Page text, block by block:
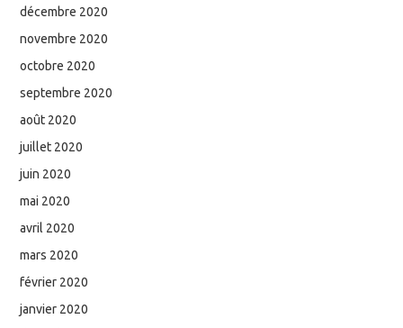
décembre 2020
novembre 2020
octobre 2020
septembre 2020
août 2020
juillet 2020
juin 2020
mai 2020
avril 2020
mars 2020
février 2020
janvier 2020